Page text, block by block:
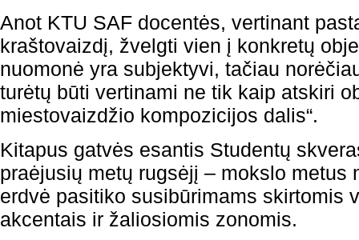
Anot KTU SAF docentės, vertinant
kraštovaizdį, žvelgti vien į konkretų
nuomonė yra subjektyvi, tačiau
turėtų būti vertinami ne tik kaip atskiri
miestovaizdžio kompozicijos dalis“.
Kitapus gatvės esantis Studentų
praėjusių metų rugsėjį – mokslo metus
erdvė pasitiko susibūrimams skirtomis
akcentais ir žaliosiomis zonomis.